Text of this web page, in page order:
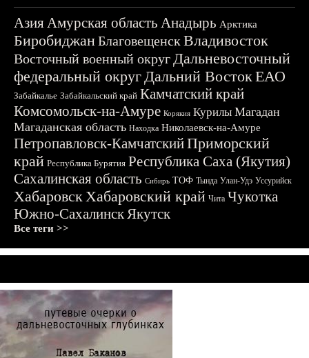
АзияАмурская область Анадырь Арктика
БиробиджанБлаговещенскВладивосток
Восточный военный округДальневосточный
федеральный округДальний ВостокЕАО
Забайкалье Забайкальский край Камчатский край
Комсомольск-на-Амуре Корякия Курилы Магадан
Магаданская область Находка Николаевск-на-Амуре
Петропавловск-КамчатскийПриморский
край Республика Бурятия Республика Саха (Якутия)
Сахалинская область Сибирь ТОФ Тында Улан-Удэ Уссурийск
ХабаровскХабаровский край Чита Чукотка
Южно-СахалинскЯкутск
Все теги >>